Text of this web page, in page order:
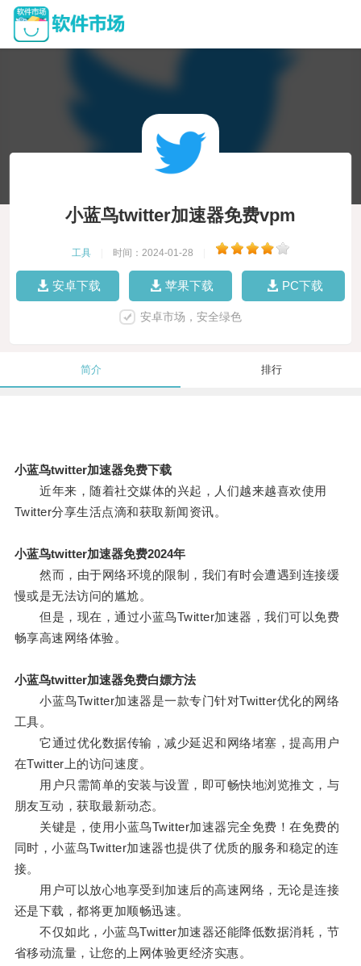
小蓝鸟twitter加速器免费vpm
工具 时间：2024-01-28
安卓下载 苹果下载 PC下载
安卓市场，安全绿色
简介 排行
小蓝鸟twitter加速器免费下载
近年来，随着社交媒体的兴起，人们越来越喜欢使用
Twitter分享生活点滴和获取新闻资讯。
小蓝鸟twitter加速器免费2024年
然而，由于网络环境的限制，我们有时会遭遇到连接缓
慢或是无法访问的尴尬。
但是，现在，通过小蓝鸟Twitter加速器，我们可以免费
畅享高速网络体验。
小蓝鸟twitter加速器免费白嫖方法
小蓝鸟Twitter加速器是一款专门针对Twitter优化的网络
工具。
它通过优化数据传输，减少延迟和网络堵塞，提高用户
在Twitter上的访问速度。
用户只需简单的安装与设置，即可畅快地浏览推文，与
朋友互动，获取最新动态。
关键是，使用小蓝鸟Twitter加速器完全免费！在免费的
同时，小蓝鸟Twitter加速器也提供了优质的服务和稳定的连
接。
用户可以放心地享受到加速后的高速网络，无论是连接
还是下载，都将更加顺畅迅速。
不仅如此，小蓝鸟Twitter加速器还能降低数据消耗，节
省移动流量，让您的上网体验更经济实惠。